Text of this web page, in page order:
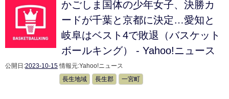
かごしま国体の少年女子、決勝カ
ードが千葉と京都に決定…愛知と
岐阜はベスト4で敗退（バスケット
ボールキング） - Yahoo!ニュース
公開日:2023-10-15 情報元:Yahoo!ニュース
長生地域
長生郡 一宮町